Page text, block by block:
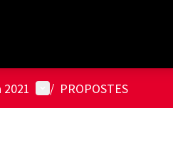
Menú d'usuari
/ PROPOSTES